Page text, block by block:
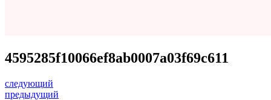
4595285f10066ef8ab0007a03f69c611
следующий
предыдущий